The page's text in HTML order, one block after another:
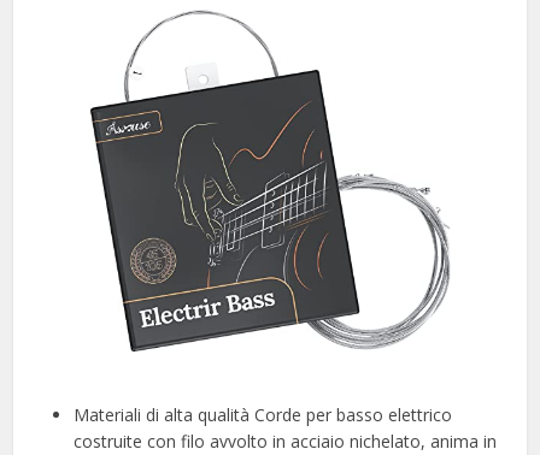
Materiali di alta qualità Corde per basso elettrico
costruite con filo avvolto in acciaio nichelato, anima in